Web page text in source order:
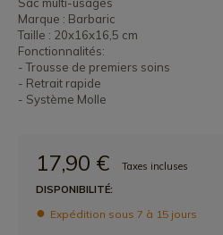
Marque : Barbaric
Taille : 20x16x16,5 cm
Fonctionnalités:
- Trousse de premiers soins
- Retrait rapide
- Système Molle
17,90 €
Taxes incluses
DISPONIBILITÉ:
Expédition sous 7 à 15 jours